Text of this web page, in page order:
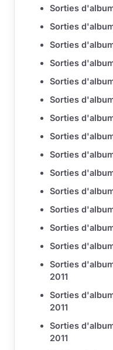
Sorties
Sorties
Sorties
Sorties
Sorties
Sorties
Sorties
Sorties
Sorties
Sorties
Sorties
Sorties
Sorties
Sorties
Sorties
2011
Sorties
2011
Sorties
2011